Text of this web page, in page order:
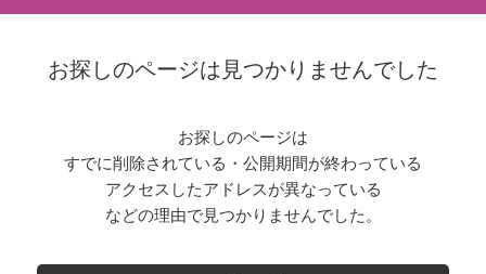
お探しのページは見つかりませんでした
お探しのページは
すでに削除されている・公開期間が終わっている
アクセスしたアドレスが異なっている
などの理由で見つかりませんでした。